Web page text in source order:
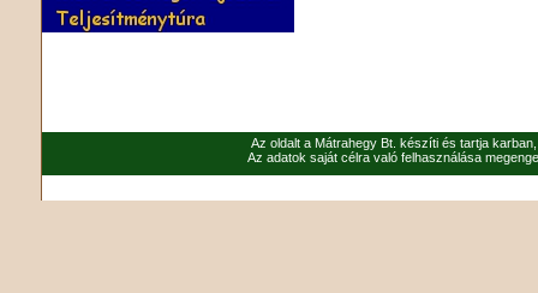
Az oldalt a Mátrahegy Bt. készíti és tartja
Az adatok saját célra való felhasználása